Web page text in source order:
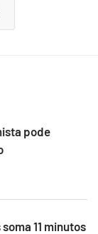
pode
11 minutos